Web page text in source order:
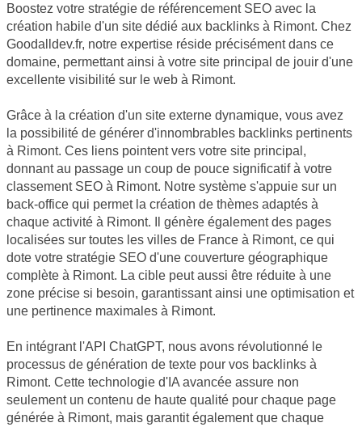
Boostez votre stratégie de référencement SEO avec la
création habile d'un site dédié aux backlinks à Rimont. Chez
Goodalldev.fr, notre expertise réside précisément dans ce
domaine, permettant ainsi à votre site principal de jouir d'une
excellente visibilité sur le web à Rimont.
Grâce à la création d'un site externe dynamique, vous avez
la possibilité de générer d'innombrables backlinks pertinents
à Rimont. Ces liens pointent vers votre site principal,
donnant au passage un coup de pouce significatif à votre
classement SEO à Rimont. Notre système s'appuie sur un
back-office qui permet la création de thèmes adaptés à
chaque activité à Rimont. Il génère également des pages
localisées sur toutes les villes de France à Rimont, ce qui
dote votre stratégie SEO d'une couverture géographique
complète à Rimont. La cible peut aussi être réduite à une
zone précise si besoin, garantissant ainsi une optimisation et
une pertinence maximales à Rimont.
En intégrant l'API ChatGPT, nous avons révolutionné le
processus de génération de texte pour vos backlinks à
Rimont. Cette technologie d'IA avancée assure non
seulement un contenu de haute qualité pour chaque page
générée à Rimont, mais garantit également que chaque